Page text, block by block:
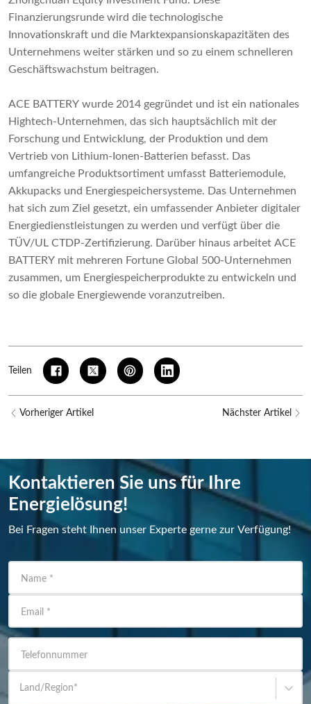
Finanzierungsrunde wird die technologische
Innovationskraft und die Marktexpansionskapazitäten des
Unternehmens weiter stärken und so zu einem schnelleren
Geschäftswachstum beitragen.
ACE BATTERY wurde 2014 gegründet und ist ein nationales
Hightech-Unternehmen, das sich hauptsächlich mit der
Forschung und Entwicklung, der Produktion und dem
Vertrieb von Lithium-Ionen-Batterien befasst. Das
umfangreiche Produktsortiment umfasst Batteriemodule,
Akkupacks und Energiespeichersysteme. Das Unternehmen
hat sich zum Ziel gesetzt, ein umfassender Anbieter digitaler
Energiedienstleistungen zu werden und verfügt über die
TÜV/UL CTDP-Zertifizierung. Darüber hinaus arbeitet ACE
BATTERY mit mehreren Fortune Global 500-Unternehmen
zusammen, um Energiespeicherprodukte zu entwickeln und
so die globale Energiewende voranzutreiben.
Teilen
Vorheriger Artikel Nächster Artikel
Kontaktieren Sie uns für Ihre
Energielösung!
Bei Fragen steht Ihnen unser Experte gerne zur Verfügung!
Name *
Email *
Telefonnummer
Land/Region*